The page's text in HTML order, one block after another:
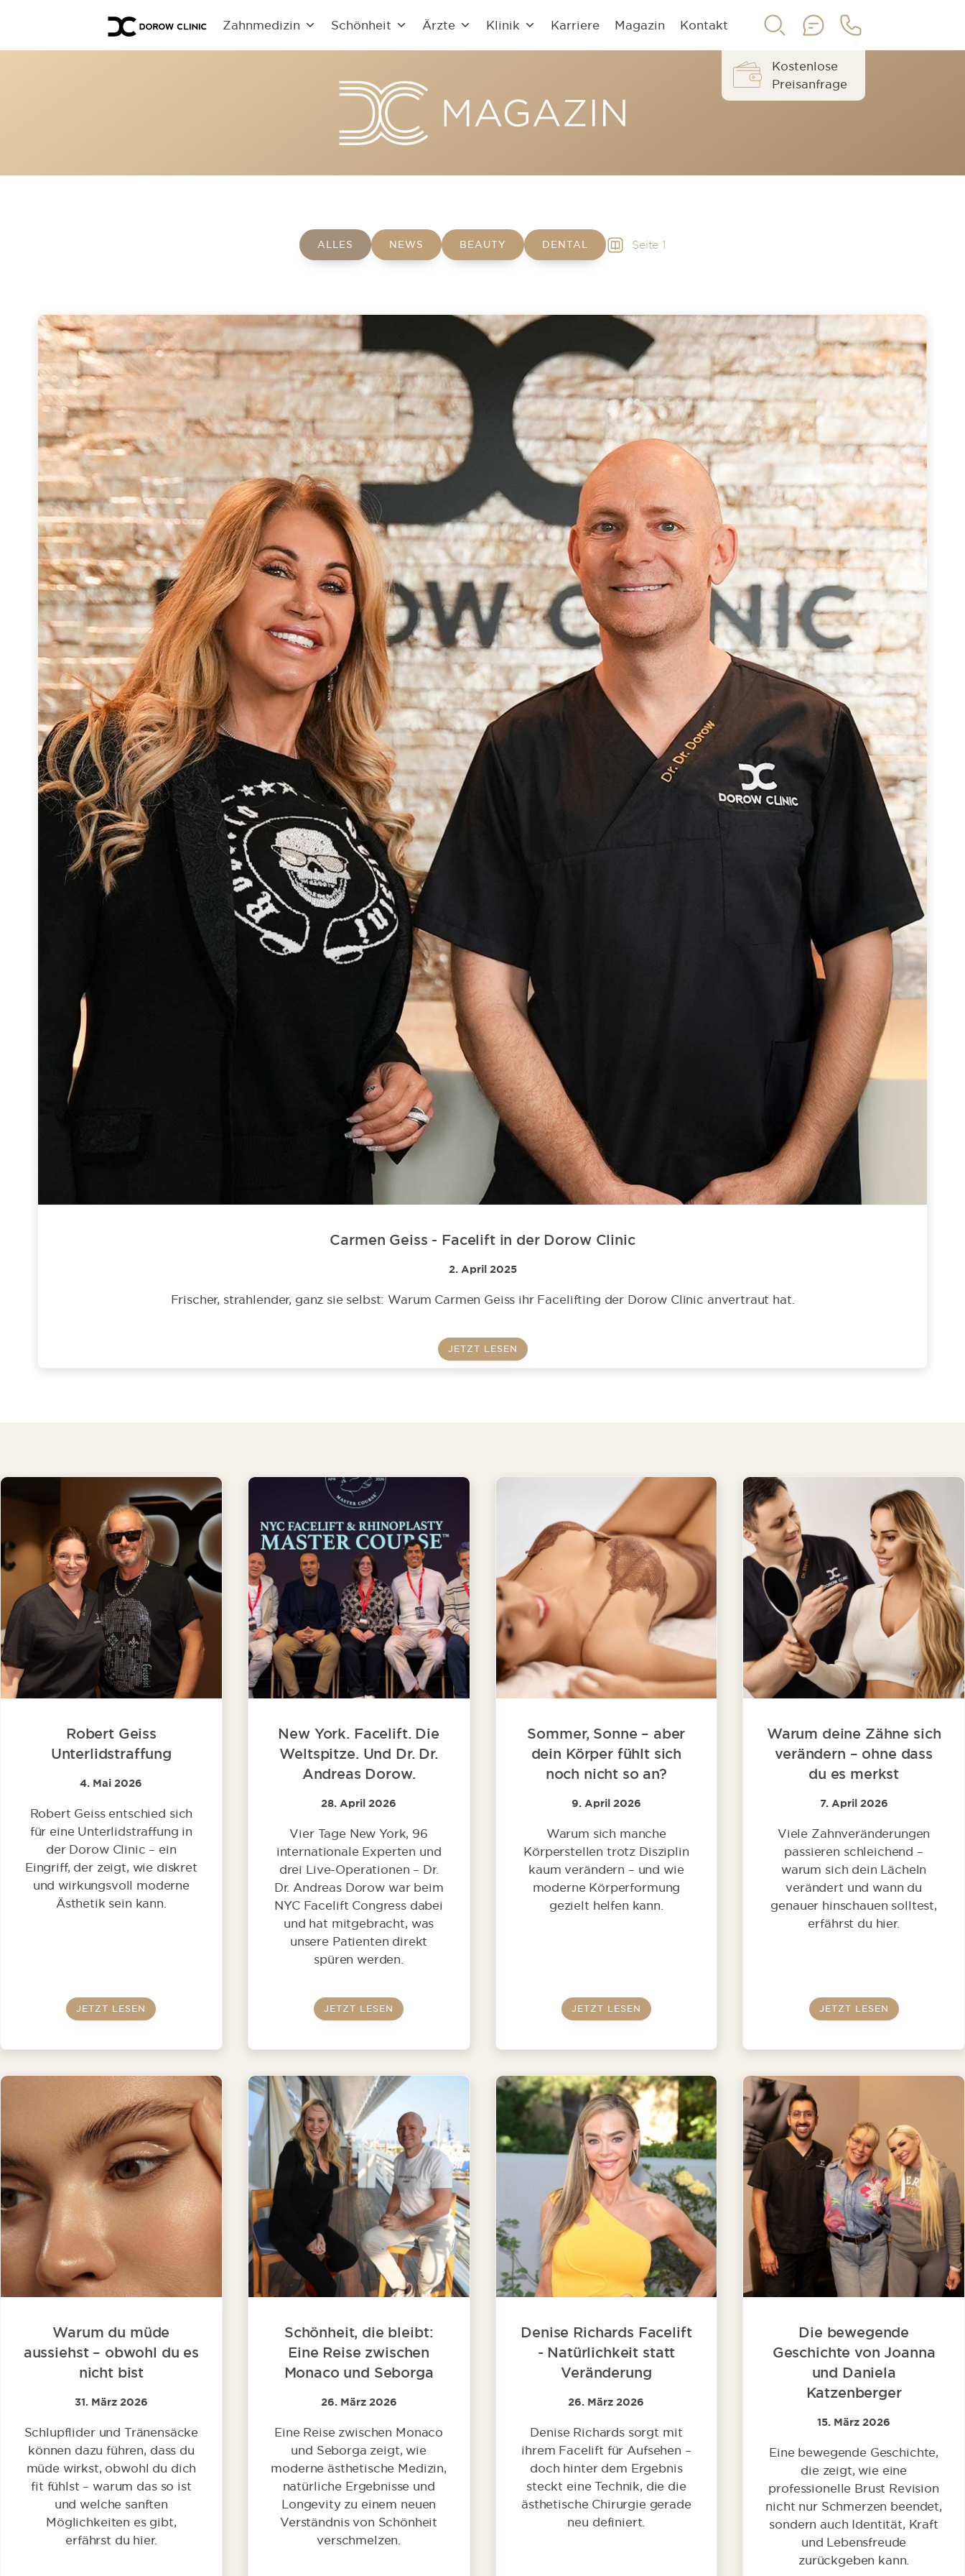
Zahnmedizin Schönheit Ärzte Klinik Karriere Magazin Kontakt
Kostenlose
Preisanfrage
ALLES NEWS BEAUTY DENTAL Seite 1
Carmen Geiss - Facelift in der Dorow Clinic
2. April 2025
Frischer, strahlender, ganz sie selbst: Warum Carmen Geiss ihr Facelifting der Dorow Clinic anvertraut hat.
JETZT LESEN
Robert Geiss
Unterlidstraffung
4. Mai 2026
Robert Geiss entschied sich
für eine Unterlidstraffung in
der Dorow Clinic – ein
Eingriff, der zeigt, wie diskret
und wirkungsvoll moderne
Ästhetik sein kann.
JETZT LESEN
New York. Facelift. Die
Weltspitze. Und Dr. Dr.
Andreas Dorow.
28. April 2026
Vier Tage New York, 96
internationale Experten und
drei Live-Operationen – Dr.
Dr. Andreas Dorow war beim
NYC Facelift Congress dabei
und hat mitgebracht, was
unsere Patienten direkt
spüren werden.
JETZT LESEN
Sommer, Sonne – aber
dein Körper fühlt sich
noch nicht so an?
9. April 2026
Warum sich manche
Körperstellen trotz Disziplin
kaum verändern – und wie
moderne Körperformung
gezielt helfen kann.
JETZT LESEN
Warum deine Zähne sich
verändern – ohne dass
du es merkst
7. April 2026
Viele Zahnveränderungen
passieren schleichend –
warum sich dein Lächeln
verändert und wann du
genauer hinschauen solltest,
erfährst du hier.
JETZT LESEN
Warum du müde
aussiehst – obwohl du es
nicht bist
31. März 2026
Schlupflider und Tränensäcke
können dazu führen, dass du
müde wirkst, obwohl du dich
fit fühlst – warum das so ist
und welche sanften
Möglichkeiten es gibt,
erfährst du hier.
Schönheit, die bleibt:
Eine Reise zwischen
Monaco und Seborga
26. März 2026
Eine Reise zwischen Monaco
und Seborga zeigt, wie
moderne ästhetische Medizin,
natürliche Ergebnisse und
Longevity zu einem neuen
Verständnis von Schönheit
verschmelzen.
Denise Richards Facelift
- Natürlichkeit statt
Veränderung
26. März 2026
Denise Richards sorgt mit
ihrem Facelift für Aufsehen –
doch hinter dem Ergebnis
steckt eine Technik, die die
ästhetische Chirurgie gerade
neu definiert.
Die bewegende
Geschichte von Joanna
und Daniela
Katzenberger
15. März 2026
Eine bewegende Geschichte,
die zeigt, wie eine
professionelle Brust Revision
nicht nur Schmerzen beendet,
sondern auch Identität, Kraft
und Lebensfreude
zurückgeben kann.